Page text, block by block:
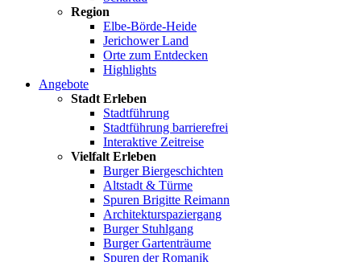
Region
Elbe-Börde-Heide
Jerichower Land
Orte zum Entdecken
Highlights
Angebote
Stadt Erleben
Stadtführung
Stadtführung barrierefrei
Interaktive Zeitreise
Vielfalt Erleben
Burger Biergeschichten
Altstadt & Türme
Spuren Brigitte Reimann
Architekturspaziergang
Burger Stuhlgang
Burger Gartenträume
Spuren der Romanik